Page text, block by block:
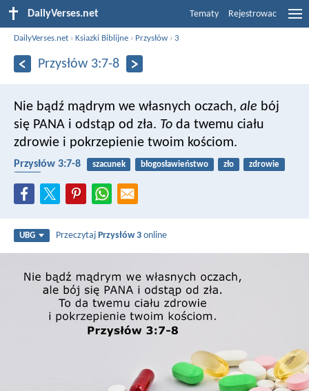
DailyVerses.net Tematy Rejestrowac
DailyVerses.net ›Ksiazki Biblijne › Przysłów ›3
Przysłów 3:7-8
Nie bądź mądrym we własnych oczach, ale bój
się PANA i odstąp od zła. To da twemu ciału
zdrowie i pokrzepienie twoim kościom.
Przysłów 3:7-8 szacunek błogosławieństwo zło
zdrowie
UBG PrzeczytajPrzysłów 3 online